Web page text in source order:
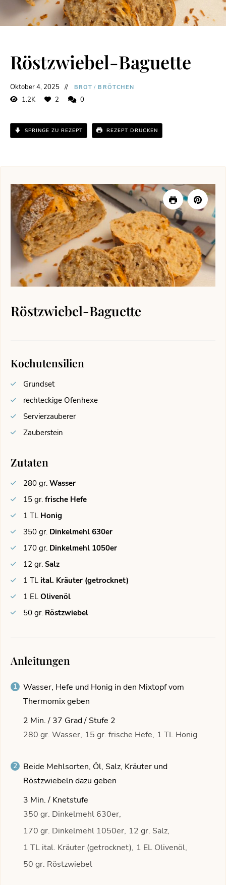
Röstzwiebel-Baguette
Oktober 4, 2025 BROT / BRÖTCHEN
1.2K 2 0
SPRINGE ZU REZEPT REZEPT DRUCKEN
Röstzwiebel-Baguette
Kochutensilien
Grundset
rechteckige Ofenhexe
Servierzauberer
Zauberstein
Zutaten
280 gr. Wasser
15 gr. frische Hefe
1 TL Honig
350 gr. Dinkelmehl 630er
170 gr. Dinkelmehl 1050er
12 gr. Salz
1 TL ital. Kräuter (getrocknet)
1 EL Olivenöl
50 gr. Röstzwiebel
Anleitungen
Wasser, Hefe und Honig in den Mixtopf vom
Thermomix geben
2 Min. / 37 Grad / Stufe 2
280 gr. Wasser, 15 gr. frische Hefe, 1 TL Honig
Beide Mehlsorten, Öl, Salz, Kräuter und
Röstzwiebeln dazu geben
3 Min. / Knetstufe
350 gr. Dinkelmehl 630er,
170 gr. Dinkelmehl 1050er, 12 gr. Salz,
1 TL ital. Kräuter (getrocknet), 1 EL Olivenöl,
50 gr. Röstzwiebel